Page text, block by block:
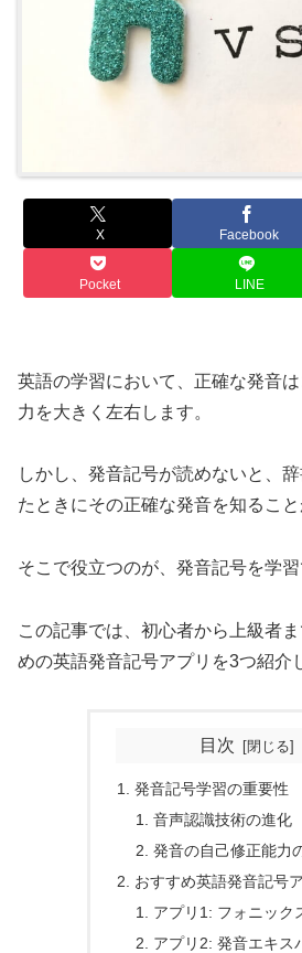
X Facebook
Pocket LINE
英語の学習において、正確な発音
力を大きく左右します。
しかし、発音記号が読めないと、
たときにその正確な発音を知ること
そこで役立つのが、発音記号を学習
この記事では、初心者から上級者
めの英語発音記号アプリを3つ紹介
目次
発音記号学習の重要性
音声認識技術の進化
発音の自己修正能力
おすすめ英語発音記号
アプリ1: フォニック
アプリ2: 発音エキス